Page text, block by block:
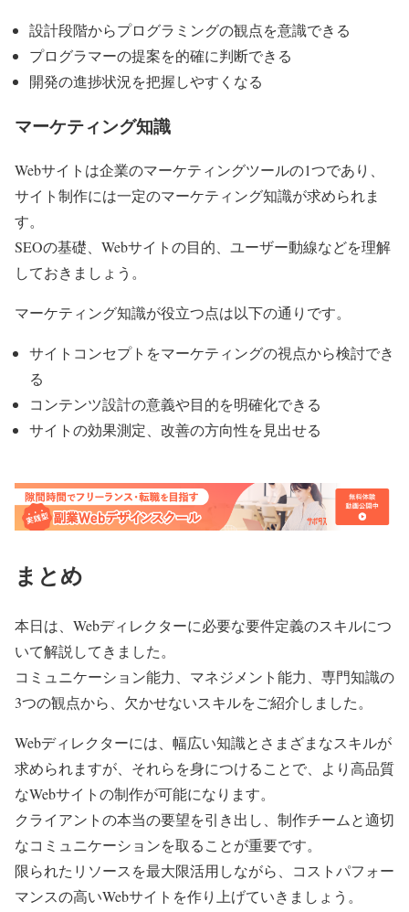
設計段階からプログラミングの観点を意識できる
プログラマーの提案を的確に判断できる
開発の進捗状況を把握しやすくなる
マーケティング知識
Webサイトは企業のマーケティングツールの1つであり、
サイト制作には一定のマーケティング知識が求められま
す。
SEOの基礎、Webサイトの目的、ユーザー動線などを理解
しておきましょう。
マーケティング知識が役立つ点は以下の通りです。
サイトコンセプトをマーケティングの視点から検討でき
る
コンテンツ設計の意義や目的を明確化できる
サイトの効果測定、改善の方向性を見出せる
まとめ
本日は、Webディレクターに必要な要件定義のスキルにつ
いて解説してきました。
コミュニケーション能力、マネジメント能力、専門知識の
3つの観点から、欠かせないスキルをご紹介しました。
Webディレクターには、幅広い知識とさまざまなスキルが
求められますが、それらを身につけることで、より高品質
なWebサイトの制作が可能になります。
クライアントの本当の要望を引き出し、制作チームと適切
なコミュニケーションを取ることが重要です。
限られたリソースを最大限活用しながら、コストパフォー
マンスの高いWebサイトを作り上げていきましょう。